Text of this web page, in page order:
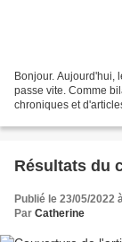
Bonjour. Aujourd'hui,
passe vite. Comme
chroniques et
Résultats du
Publié le 23/05/2022
Par Catherine